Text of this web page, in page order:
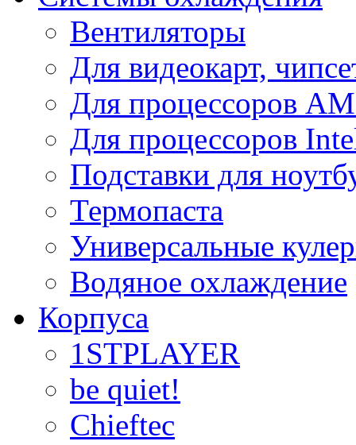
Вентиляторы
Для видеокарт,
Для процессоров
Для процессоров
Подставки для
Термопаста
Универсальные
Водяное охлаждение
Корпуса
1STPLAYER
be quiet!
Chieftec